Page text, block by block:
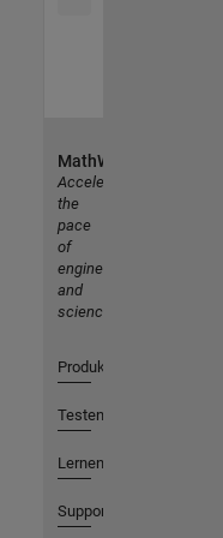
MathWorks
Accelerating
the
pace
of
engineering
and
science
Produkte
Testen oder Kaufen
Lernen
Support